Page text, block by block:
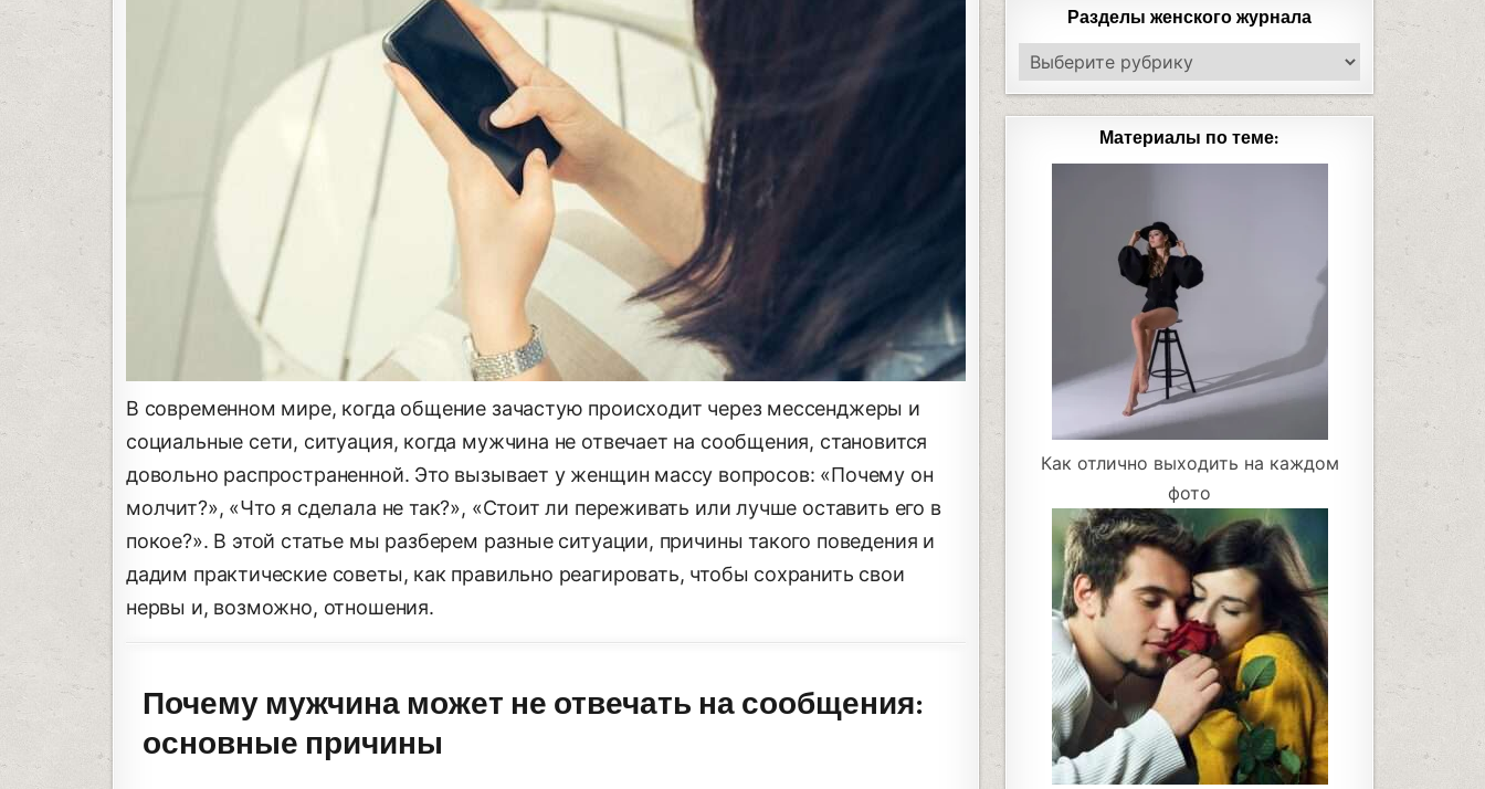
В современном мире, когда общение зачастую происходит через мессенджеры и
социальные сети, ситуация, когда мужчина не отвечает на сообщения, становится
довольно распространенной. Это вызывает у женщин массу вопросов: «Почему он
молчит?», «Что я сделала не так?», «Стоит ли переживать или лучше оставить его в
покое?». В этой статье мы разберем разные ситуации, причины такого поведения и
дадим практические советы, как правильно реагировать, чтобы сохранить свои
нервы и, возможно, отношения.
Почему мужчина может не отвечать на сообщения:
основные причины
Разделы женского журнала
Материалы по теме:
Как отлично выходить на каждом
фото